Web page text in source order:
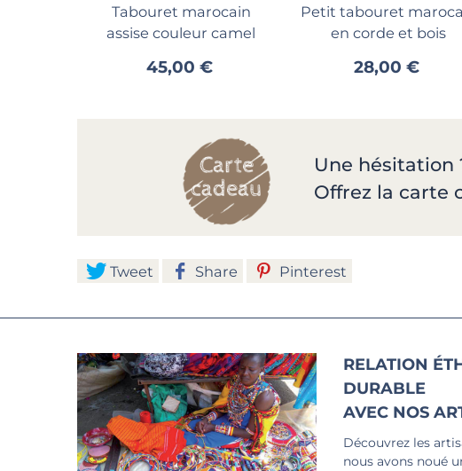
Ajouter au panier
Tabouret marocain
assise couleur camel
45,00 €
Ajouter au panier
Petit tabouret
en corde et bois
28,00 €
Une hésitation
Offrez la carte
Tweet Share Pinterest
RELATION
DURABLE
AVEC NOS
Découvrez les
nous avons noué